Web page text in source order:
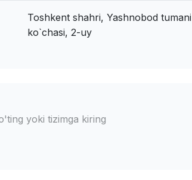
Toshkent shahri, Yashnobod tumani
ko`chasi, 2-uy
yoki tizimga kiring